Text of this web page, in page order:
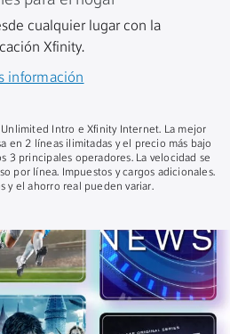
cualquier lugar con la
Xfinity.
información
Intro e Xfinity Internet. La mejor
en 2 líneas ilimitadas y el precio más bajo
3 principales operadores. La velocidad se
por línea. Impuestos y cargos adicionales.
y el ahorro real pueden variar.